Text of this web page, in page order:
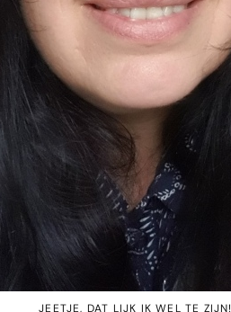
JEETJE, DAT LIJK IK WEL TE ZIJN!